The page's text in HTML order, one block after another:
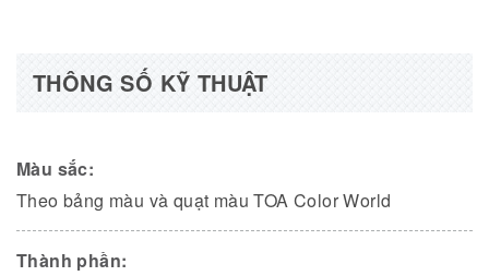
THÔNG SỐ KỸ THUẬT
Màu sắc:
Theo bảng màu và quạt màu TOA Color World
Thành phần: